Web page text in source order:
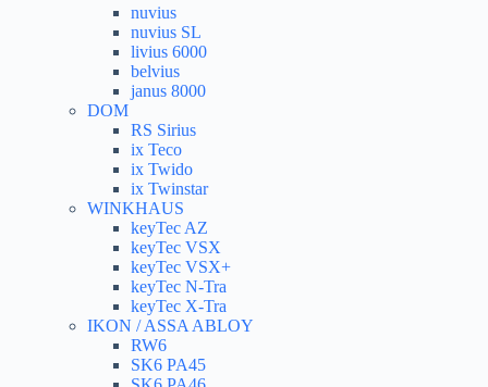
nuvius
nuvius SL
livius 6000
belvius
janus 8000
DOM
RS Sirius
ix Teco
ix Twido
ix Twinstar
WINKHAUS
keyTec AZ
keyTec VSX
keyTec VSX+
keyTec N-Tra
keyTec X-Tra
IKON / ASSA ABLOY
RW6
SK6 PA45